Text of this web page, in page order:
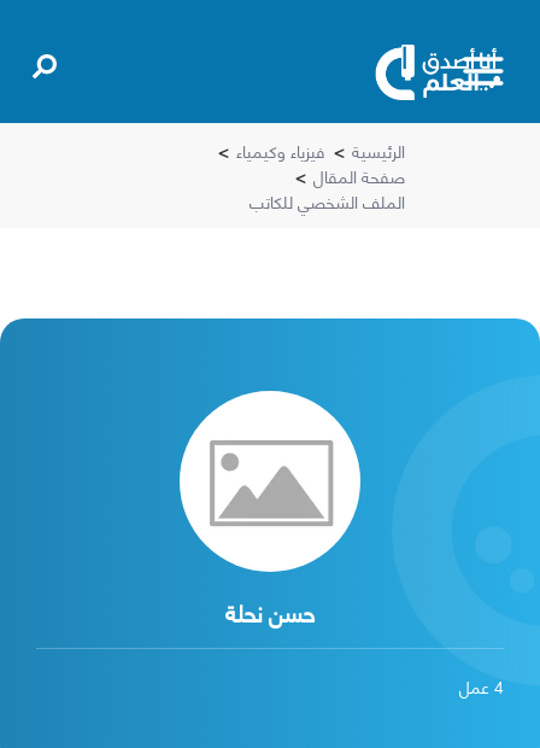
الرئيسية > فيزياء وكيمياء >
صفحة المقال >
الملف الشخصي للكاتب
حسن نحلة
4عمل